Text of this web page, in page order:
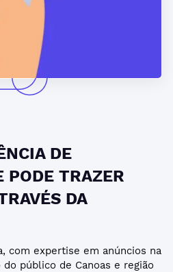
DE
PODE TRAZER
DA
com expertise em anúncios na
público de Canoas e região